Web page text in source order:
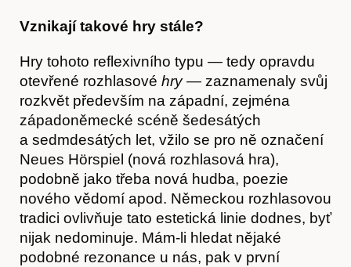
Vznikají takové hry stále?
Hry tohoto reflexivního typu — tedy opravdu
otevřené rozhlasové hry— zaznamenaly svůj
rozkvět především na západní, zejména
západoněmecké scéně šedesátých
a sedmdesátých let, vžilo se pro ně označení
Neues Hörspiel (nová rozhlasová hra),
podobně jako třeba nová hudba, poezie
nového vědomí apod. Německou rozhlasovou
tradici ovlivňuje tato estetická linie dodnes, byť
nijak nedominuje. Mám-li hledat nějaké
podobné rezonance u nás, pak v první